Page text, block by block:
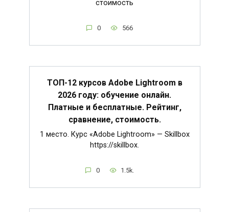
стоимость
0 566
ТОП-12 курсов Adobe Lightroom в
2026 году: обучение онлайн.
Платные и бесплатные. Рейтинг,
сравнение, стоимость.
1 место. Курс «Adobe Lightroom» — Skillbox
https://skillbox.
0 1.5k.